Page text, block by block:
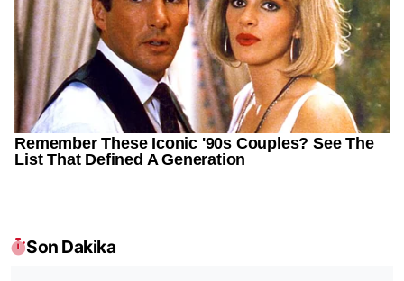
Son Dakika